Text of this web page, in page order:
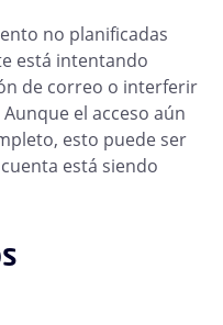
no planificadas
está intentando
de correo o interferir
el acceso aún
esto puede ser
está siendo